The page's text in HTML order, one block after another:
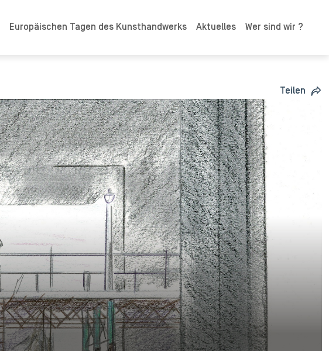
Europäischen Tagen des Kunsthandwerks Aktuelles Wer sind wir ?
Teilen